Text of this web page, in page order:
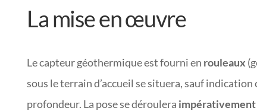
La mise en œuvre
Le capteur géothermique est fourni en rouleaux
sous le terrain d’accueil se situera, sauf
profondeur. La pose se déroulera impérativement